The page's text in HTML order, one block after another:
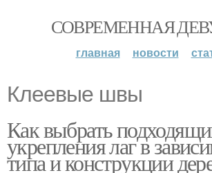
СОВРЕМЕННАЯ
главная новости
Клеевые швы
Как выбрать
укрепления лаг в
типа и конструкции